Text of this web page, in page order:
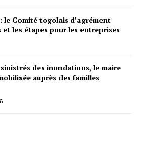
Comité togolais d’agrément
et les étapes pour les entreprises
des inondations, le maire
auprès des familles